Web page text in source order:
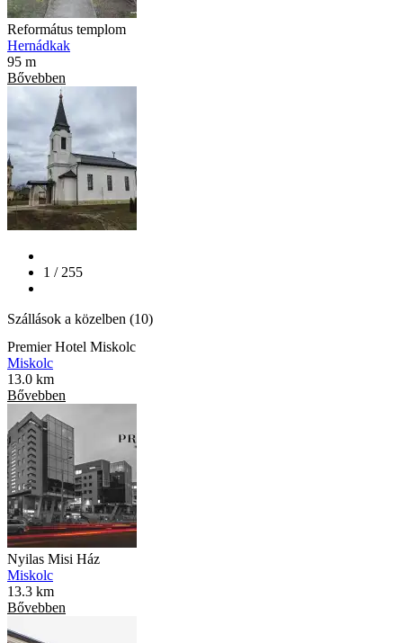
Református templom
Hernádkak
95 m
Bővebben
1 / 255
Szállások a közelben (10)
Premier Hotel Miskolc
Miskolc
13.0 km
Bővebben
Nyilas Misi Ház
Miskolc
13.3 km
Bővebben